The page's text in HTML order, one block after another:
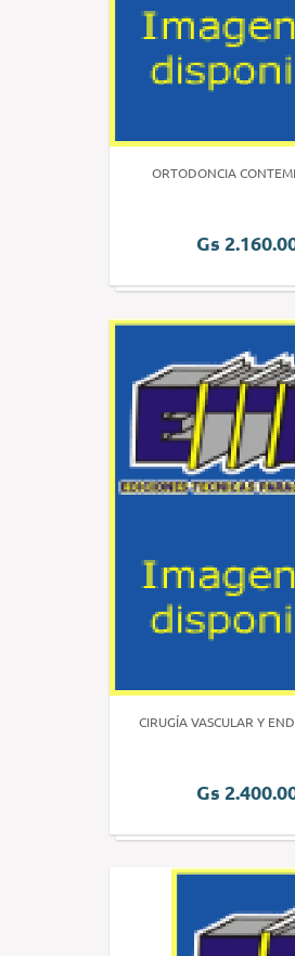
ORTODONCIA
Gs
CIRUGÍA VASCULAR Y
Gs